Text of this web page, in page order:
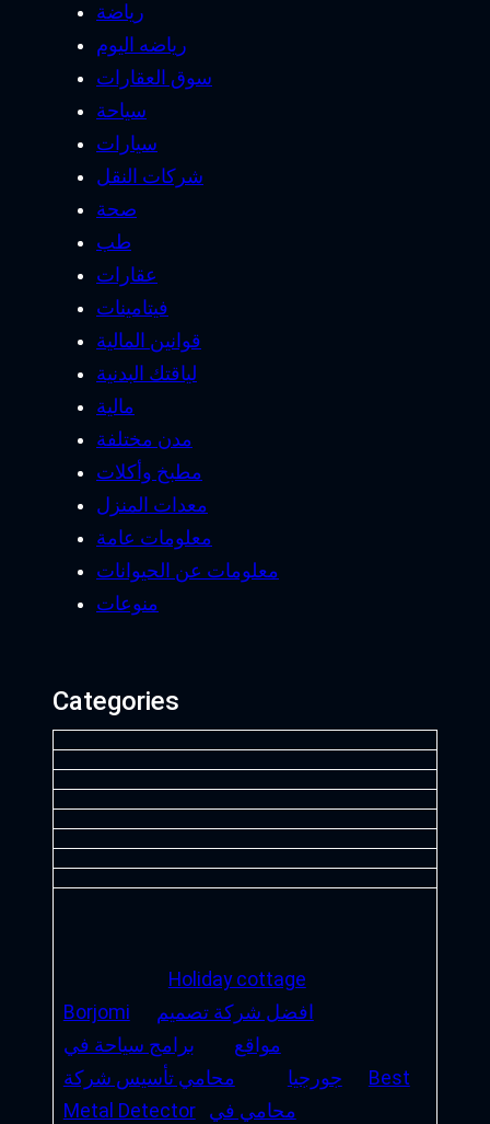
رياضة
رياضه اليوم
سوق العقارات
سياحة
سيارات
شركات النقل
صحة
طب
عقارات
فيتامينات
قوانين المالية
لياقتك البدنية
مالية
مدن مختلفة
مطبخ وأكلات
معدات المنزل
معلومات عامة
معلومات عن الحيوانات
منوعات
Categories
Holiday cottage
Borjomi
افضل شركة تصميم
مواقع
برامج سياحة في
جورجيا
محامي تأسيس شركة
Best
Metal Detector
محامي في